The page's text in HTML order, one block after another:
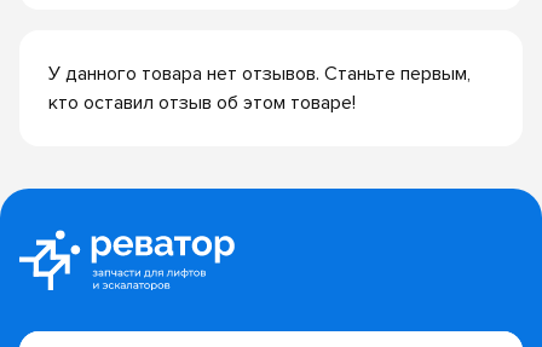
У данного товара нет отзывов. Станьте первым,
кто оставил отзыв об этом товаре!